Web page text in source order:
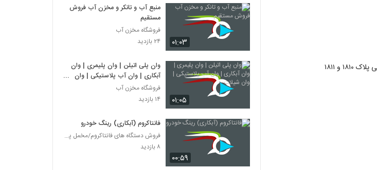
۰۱:۰۳
منبع آب و تانکر و مخزن آب فروش
مستقیم
فروشگاه مخزن آب
۲۴ بازدید
۰۱:۰۵
وان پلی اتیلن | وان پلیمری | وان
آبکاری | وان آب پلاستیکی | وان
شیلات
فروشگاه مخزن آب
۱۴ بازدید
۰۰:۵۹
فانتاکروم (آبکاری) رینگ خودرو
فروش دستگاه های فانتاکروم/مخمل پاش/هیدروگرافیک
۸ بازدید